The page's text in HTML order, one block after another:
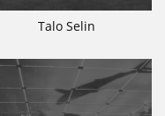
Talo Selin